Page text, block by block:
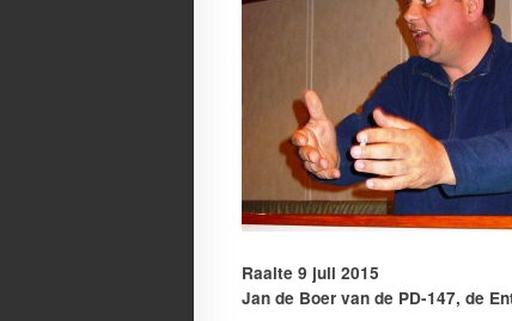
Raalte 9 juli 2015
Jan de Boer van de PD-147, de